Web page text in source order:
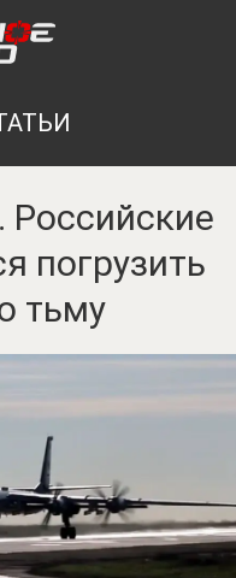
Российские
погрузить
тьму